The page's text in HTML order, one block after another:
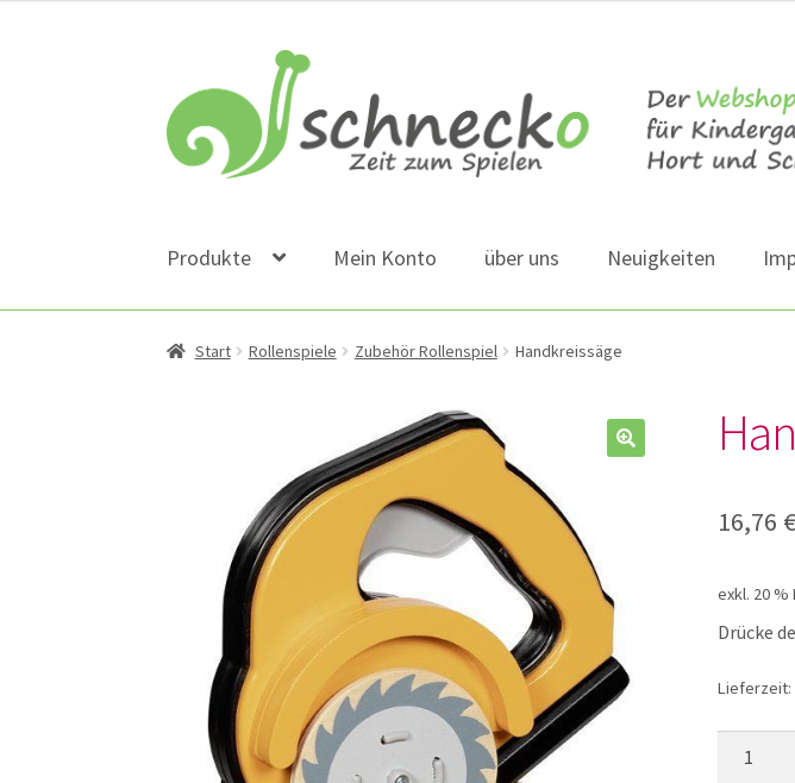
Navigation
springen
Inhalt
springen
Produkte Mein Konto über uns Neuigkeiten
Start Rollenspiele Zubehör Rollenspiel Handkreissäge
16,76 €
exkl. 20 %
Drücke
Lieferzeit: